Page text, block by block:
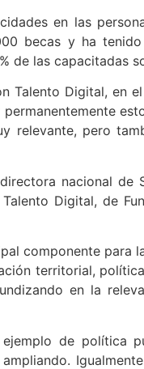
en las
becas y ha
de las capacitadas
Talento Digital, en
relevante, pero
nacional de
Digital, de
componente para
territorial,
en la
de política